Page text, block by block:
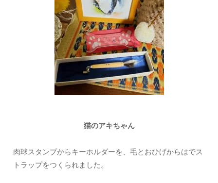
猫のアキちゃん
肉球スタンプからキーホルダーを、毛とおひげからはでス
トラップをつくられました。